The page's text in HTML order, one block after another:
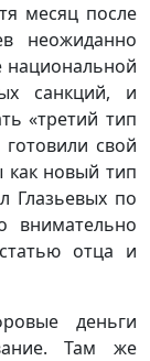
месяц после
неожиданно
национальной
санкций, и
«третий тип
свой
как новый тип
Глазьевых по
внимательно
отца и
деньги
Там же